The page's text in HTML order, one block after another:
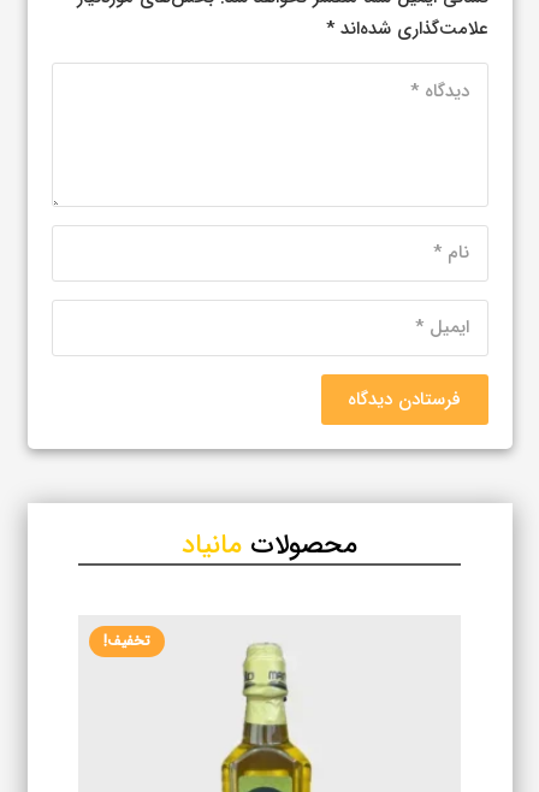
علامت‌گذاری شده‌اند*
فرستادن دیدگاه
محصولات مانیاد
تخفیف!